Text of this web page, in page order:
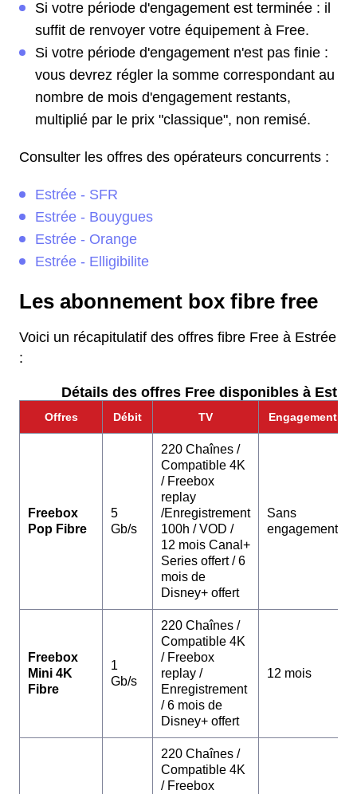
Si votre période d'engagement est terminée : il
suffit de renvoyer votre équipement à Free.
Si votre période d'engagement n'est pas finie :
vous devrez régler la somme correspondant au
nombre de mois d'engagement restants,
multiplié par le prix "classique", non remisé.
Consulter les offres des opérateurs concurrents :
Estrée - SFR
Estrée - Bouygues
Estrée - Orange
Estrée - Elligibilite
Les abonnement box fibre free
Voici un récapitulatif des offres fibre Free à Estrée
:
Détails des offres Free disponibles à
Offres Débit TV Engagement
Freebox
Pop Fibre
5
Gb/s
220 Chaînes /
Compatible 4K
/ Freebox
replay
/Enregistrement
100h / VOD /
12 mois Canal+
Series offert / 6
mois de
Disney+ offert
Sans
engagement
Freebox
Mini 4K
Fibre
1
Gb/s
220 Chaînes /
Compatible 4K
/ Freebox
replay /
Enregistrement
/ 6 mois de
Disney+ offert
12 mois
220 Chaînes /
Compatible 4K
/ Freebox